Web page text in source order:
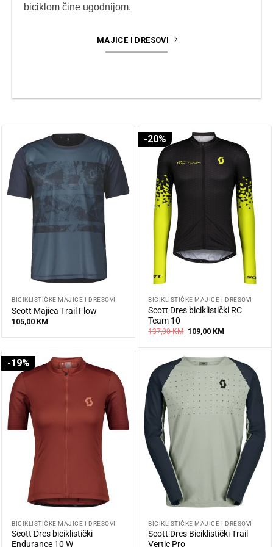
biciklom čine ugodnijom.
MAJICE I DRESOVI
BICIKLISTIČKE MAJICE I DRESOVI
Scott Majica Trail Flow
105,00 KM
-20%
BICIKLISTIČKE MAJICE I DRESOVI
Scott Dres biciklistički RC
Team 10
137,00KM Original
was:
137,00 KM.
109,00 KMCurrent
is:
109,00 KM.
-19%
BICIKLISTIČKE MAJICE I DRESOVI
Scott Dres biciklistički
Endurance 10 W
BICIKLISTIČKE MAJICE I DRESOVI
Scott Dres Biciklistički Trail
Vertic Pro